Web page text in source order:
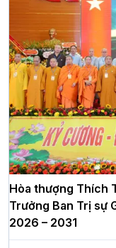
Hòa thượng Thích
Trưởng Ban Trị sự
2026 – 2031